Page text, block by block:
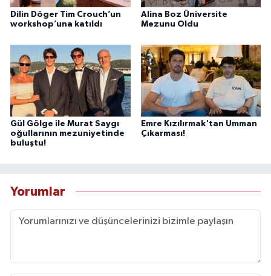
Dilin Döger Tim Crouch’un
workshop’una katıldı
Alina Boz Üniversite
Mezunu Oldu
Gül Gölge ile Murat Saygı
oğullarının mezuniyetinde
buluştu!
Emre Kızılırmak'tan Umman
Çıkarması!
Yorumlar